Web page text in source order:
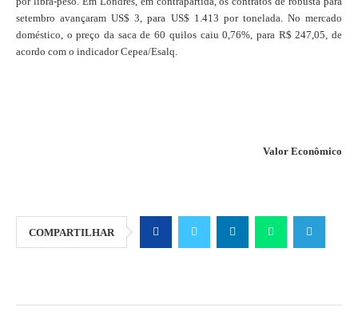
setembro avançaram US$ 3, para US$ 1.413 por tonelada. No mercado
doméstico, o preço da saca de 60 quilos caiu 0,76%, para R$ 247,05, de
acordo com o indicador Cepea/Esalq.
Valor Econômico
COMPARTILHAR